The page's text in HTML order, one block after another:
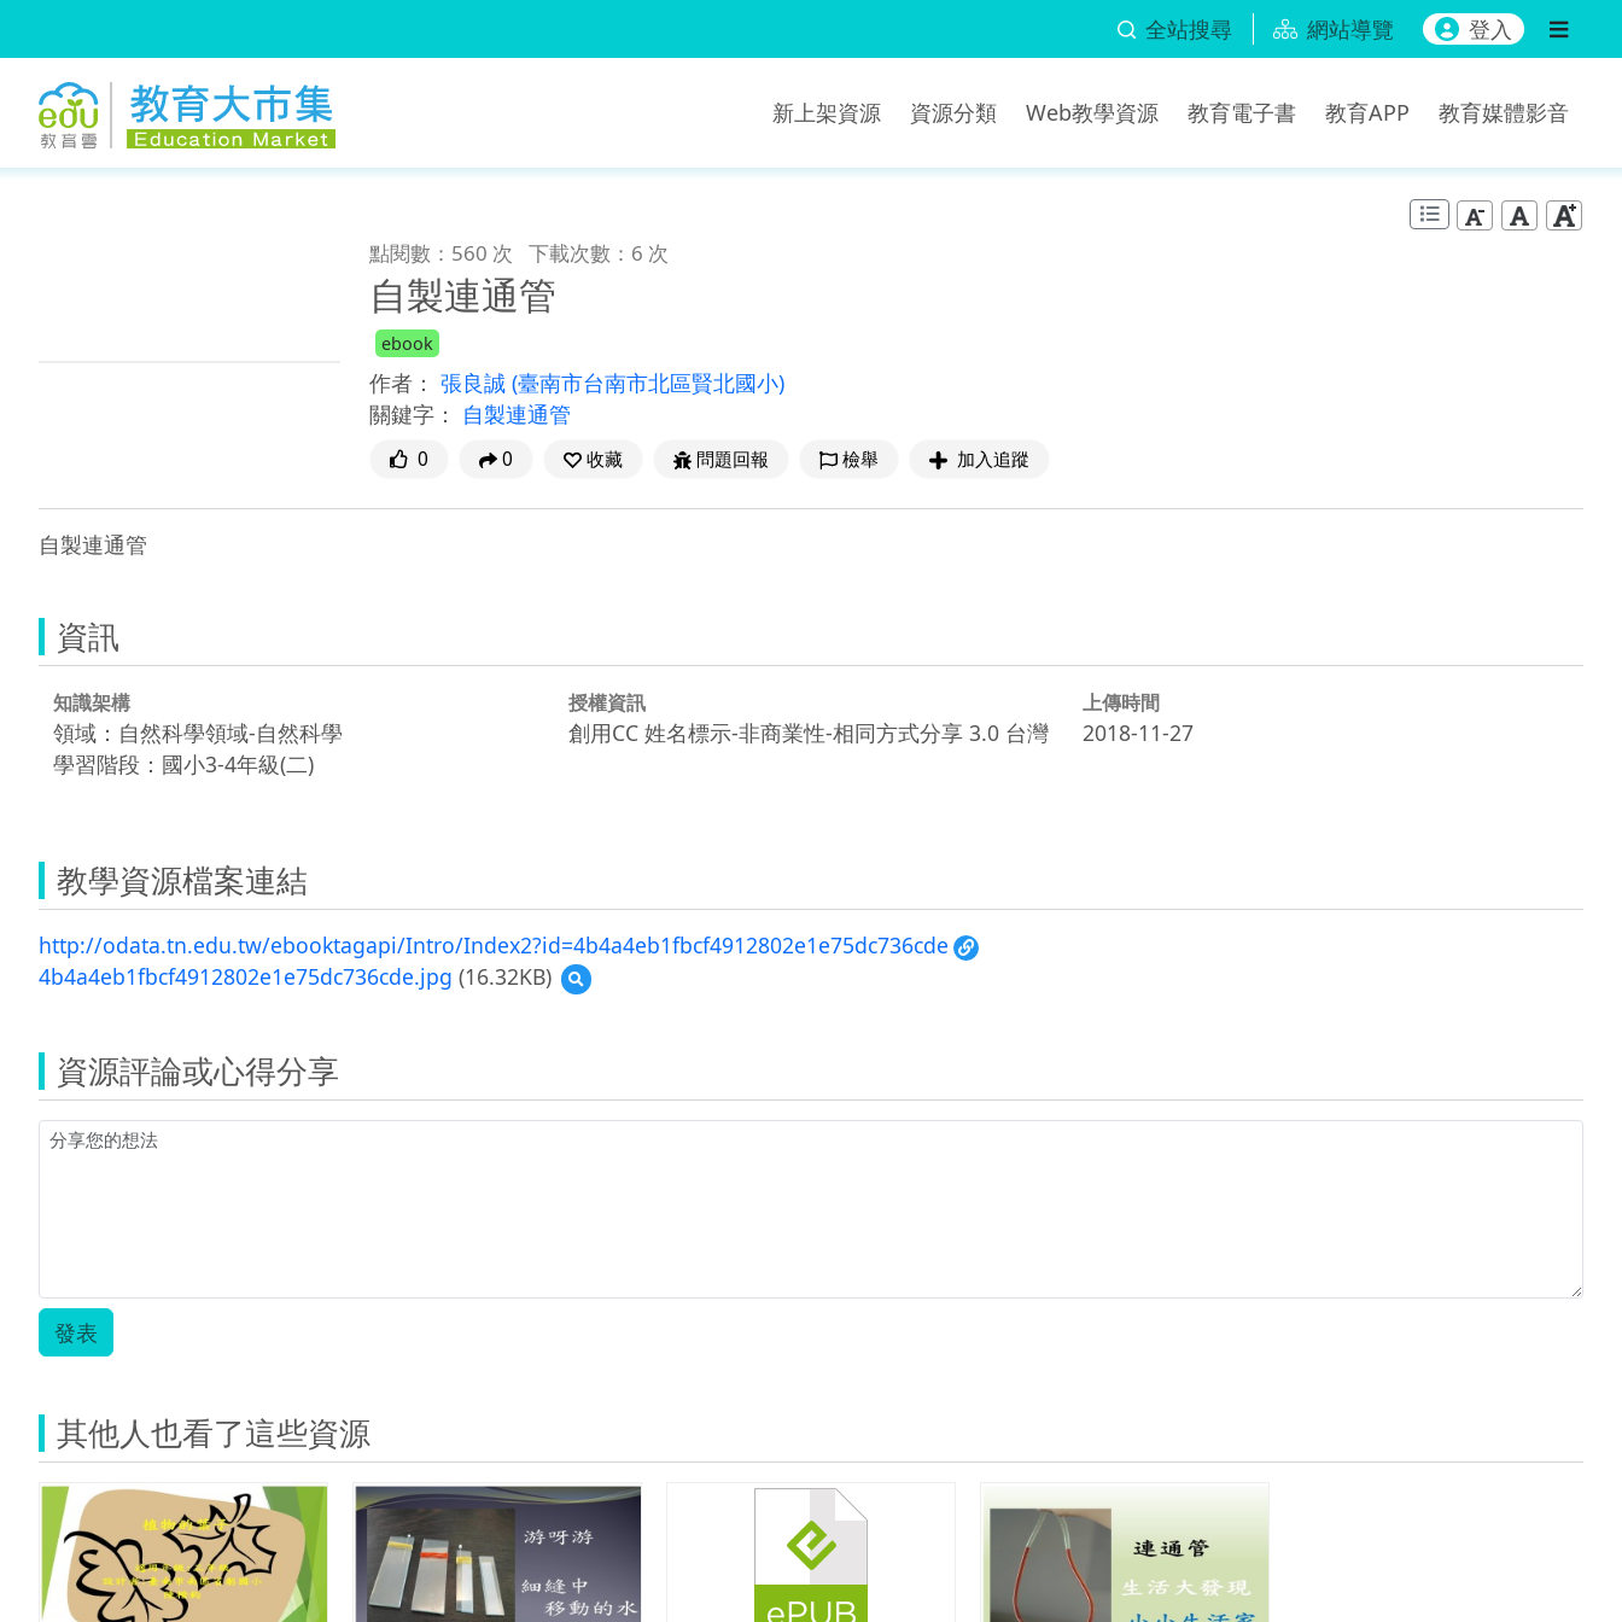
全站搜尋 網站導覽 登入
新上架資源 資源分類 Web教學資源 教育電子書 教育APP 教育媒體影音
點閱數：560 次 下載次數：6 次
自製連通管
ebook
作者： 張良誠 (臺南市台南市北區賢北國小)
關鍵字：
自製連通管
0 0 收藏 問題回報 檢舉 加入追蹤
自製連通管
資訊
知識架構
領域：自然科學領域-自然科學
學習階段：國小3-4年級(二)
授權資訊
創用CC 姓名標示-非商業性-相同方式分享 3.0 台灣
上傳時間
2018-11-27
教學資源檔案連結
http://odata.tn.edu.tw/ebooktagapi/Intro/Index2?id=4b4a4eb1fbcf4912802e1e75dc736cde
4b4a4eb1fbcf4912802e1e75dc736cde.jpg (16.32KB)
預
覽
資源評論或心得分享
發表
其他人也看了這些資源